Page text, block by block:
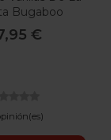
Bugaboo
€